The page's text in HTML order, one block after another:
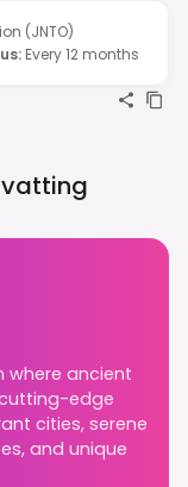
(JNTO)
: Every 12 months
where ancient
edge
cities, serene
and unique